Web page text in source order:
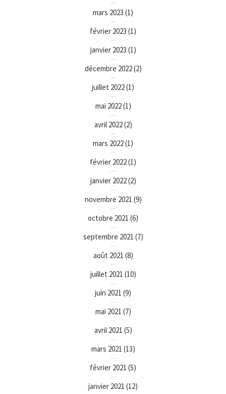
mars 2023 (1)
février 2023 (1)
janvier 2023 (1)
décembre 2022(2)
juillet 2022(1)
mai 2022(1)
avril 2022(2)
mars 2022(1)
février 2022(1)
janvier 2022(2)
novembre 2021 (9)
octobre 2021 (6)
septembre 2021 (7)
août 2021 (8)
juillet 2021 (10)
juin 2021 (9)
mai 2021 (7)
avril 2021 (5)
mars 2021 (13)
février 2021 (5)
janvier 2021 (12)